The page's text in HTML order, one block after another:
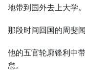
地带到国外去上大学。
那段时间回国的周斐
他的五官轮廓锋利中
怠。